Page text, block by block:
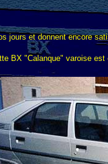
jours et donnent encore
BX "Calanque" varoise